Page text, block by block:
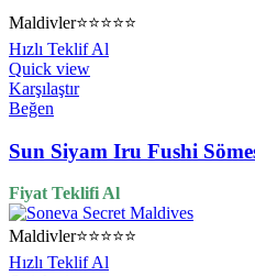
Maldivler⭐⭐⭐⭐⭐
Hızlı Teklif Al
Quick view
Karşılaştır
Beğen
Sun Siyam Iru Fushi
Fiyat Teklifi Al
Maldivler⭐⭐⭐⭐⭐
Hızlı Teklif Al